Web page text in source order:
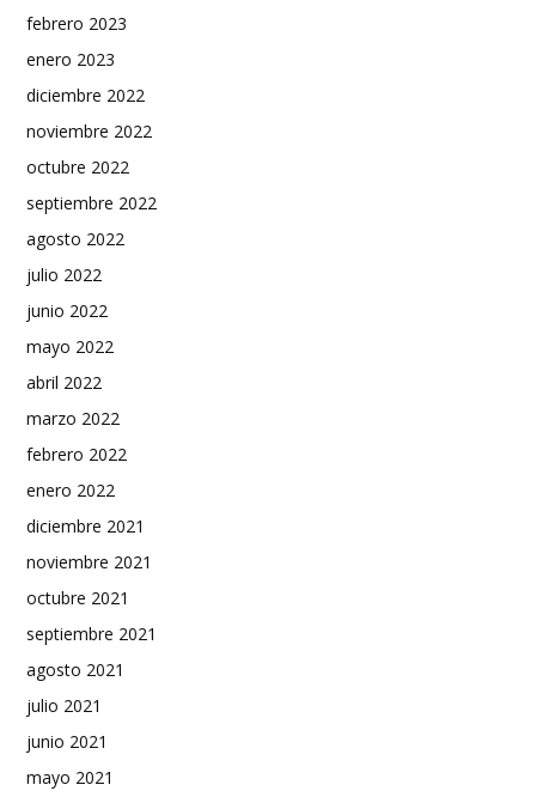
febrero 2023
enero 2023
diciembre 2022
noviembre 2022
octubre 2022
septiembre 2022
agosto 2022
julio 2022
junio 2022
mayo 2022
abril 2022
marzo 2022
febrero 2022
enero 2022
diciembre 2021
noviembre 2021
octubre 2021
septiembre 2021
agosto 2021
julio 2021
junio 2021
mayo 2021